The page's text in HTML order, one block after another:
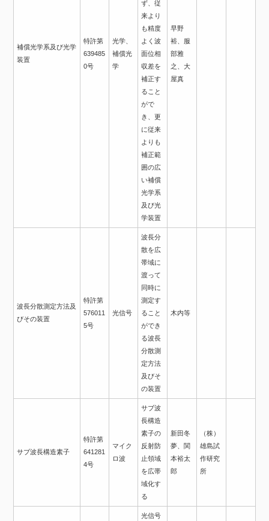
補償光学系及び光学
装置
特許第
639485
0号
光学、
補償光
学
ず、従
来より
も精度
よく波
面位相
収差を
補正す
ること
がで
き、更
に従来
よりも
補正範
囲の広
い補償
光学系
及び光
学装置
早野
裕、服
部雅
之、大
屋真
波長分散測定方法及
びその装置
特許第
576011
5号
光信号
波長分
散を広
帯域に
渡って
同時に
測定す
ること
ができ
る波長
分散測
定方法
及びそ
の装置
木内等
サブ波長構造素子
特許第
641281
4号
マイク
ロ波
サブ波
長構造
素子の
反射防
止領域
を広帯
域化す
る
新田冬
夢、関
本裕太
郎
（株）
雄島試
作研究
所
光信号